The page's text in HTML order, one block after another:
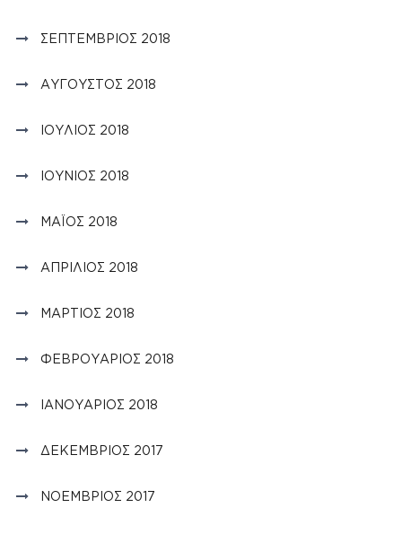
ΣΕΠΤΈΜΒΡΙΟΣ 2018
ΑΎΓΟΥΣΤΟΣ 2018
ΙΟΎΛΙΟΣ 2018
ΙΟΎΝΙΟΣ 2018
ΜΆΙΟΣ 2018
ΑΠΡΊΛΙΟΣ 2018
ΜΆΡΤΙΟΣ 2018
ΦΕΒΡΟΥΆΡΙΟΣ 2018
ΙΑΝΟΥΆΡΙΟΣ 2018
ΔΕΚΈΜΒΡΙΟΣ 2017
ΝΟΈΜΒΡΙΟΣ 2017